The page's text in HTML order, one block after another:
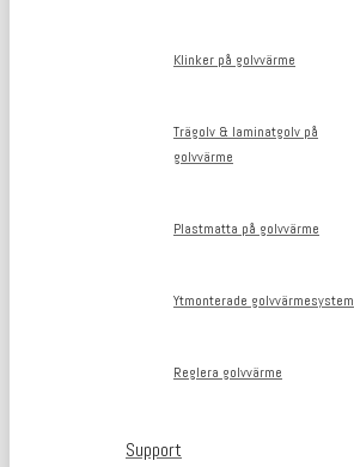
Klinker på golvvärme
Trägolv & laminatgolv på
golvvärme
Plastmatta på golvvärme
Ytmonterade golvvärmesystem
Reglera golvvärme
Support